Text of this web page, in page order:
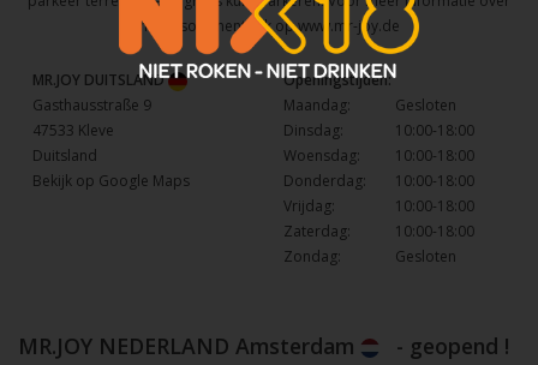
het assortiment kijk opwww.mr-joy.de
MR.JOY DUITSLAND
Gasthausstraße 9
47533 Kleve
Duitsland
Bekijk op Google Maps
Openingstijden:
Maandag:
Gesloten
Dinsdag:
10:00-18:00
Woensdag:
10:00-18:00
Donderdag:
10:00-18:00
Vrijdag:
10:00-18:00
Zaterdag:
10:00-18:00
Zondag:
Gesloten
MR.JOY NEDERLAND Amsterdam - geopend !